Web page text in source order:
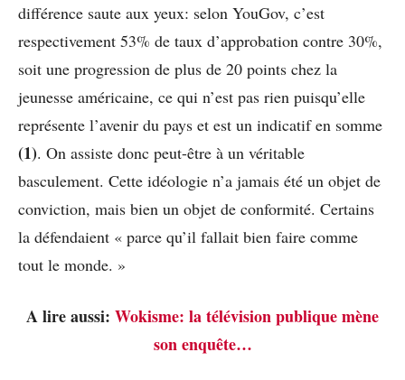
différence saute aux yeux: selon YouGov, c’est
respectivement 53% de taux d’approbation contre 30%,
soit une progression de plus de 20 points chez la
jeunesse américaine, ce qui n’est pas rien puisqu’elle
représente l’avenir du pays et est un indicatif en somme
(1). On assiste donc peut-être à un véritable
basculement. Cette idéologie n’a jamais été un objet de
conviction, mais bien un objet de conformité. Certains
la défendaient « parce qu’il fallait bien faire comme
tout le monde. »
A lire aussi: Wokisme: la télévision publique mène
son enquête…